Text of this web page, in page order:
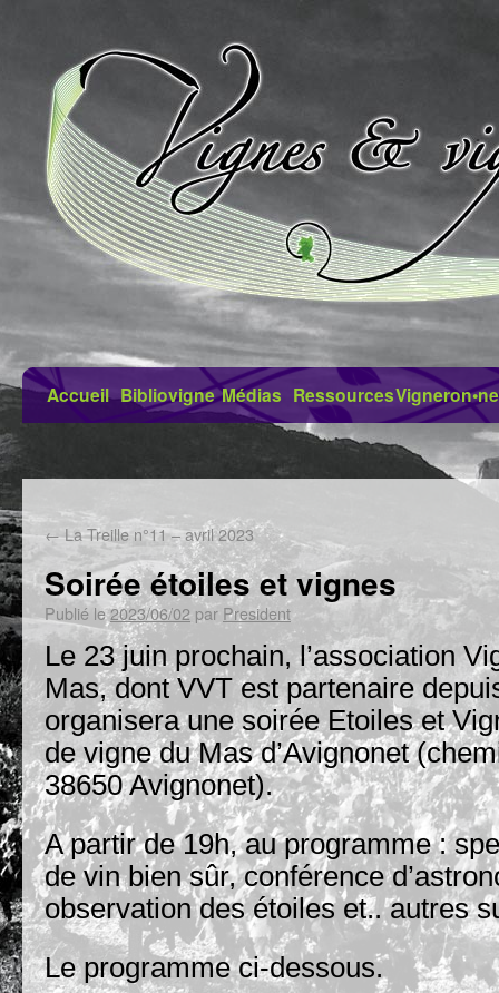
Accueil Bibliovigne Médias Ressources
←La Treille n°11 – avril 2023
Soirée étoiles et vignes
Publié le2023/06/02 par President
Le 23 juin prochain, l’association
Mas, dont VVT est partenaire
organisera une soirée Etoiles et
de vigne du Mas d’Avignonet
38650 Avignonet).
A partir de 19h, au programme :
de vin bien sûr, conférence
observation des étoiles et.. autres
Le programme ci-dessous.